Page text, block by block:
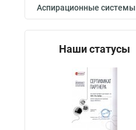
Аспирационные системы
Наши статусы